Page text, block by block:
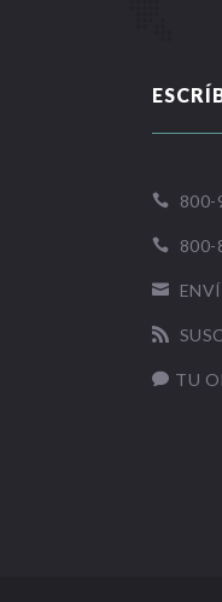
 800-
 800-


 TU